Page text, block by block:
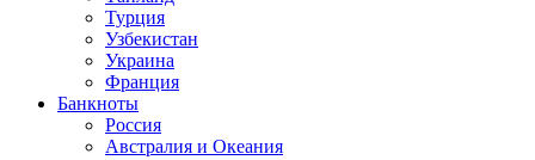
Турция
Узбекистан
Украина
Франция
Банкноты
Россия
Австралия и Океания